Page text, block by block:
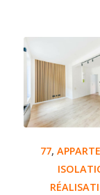
77,